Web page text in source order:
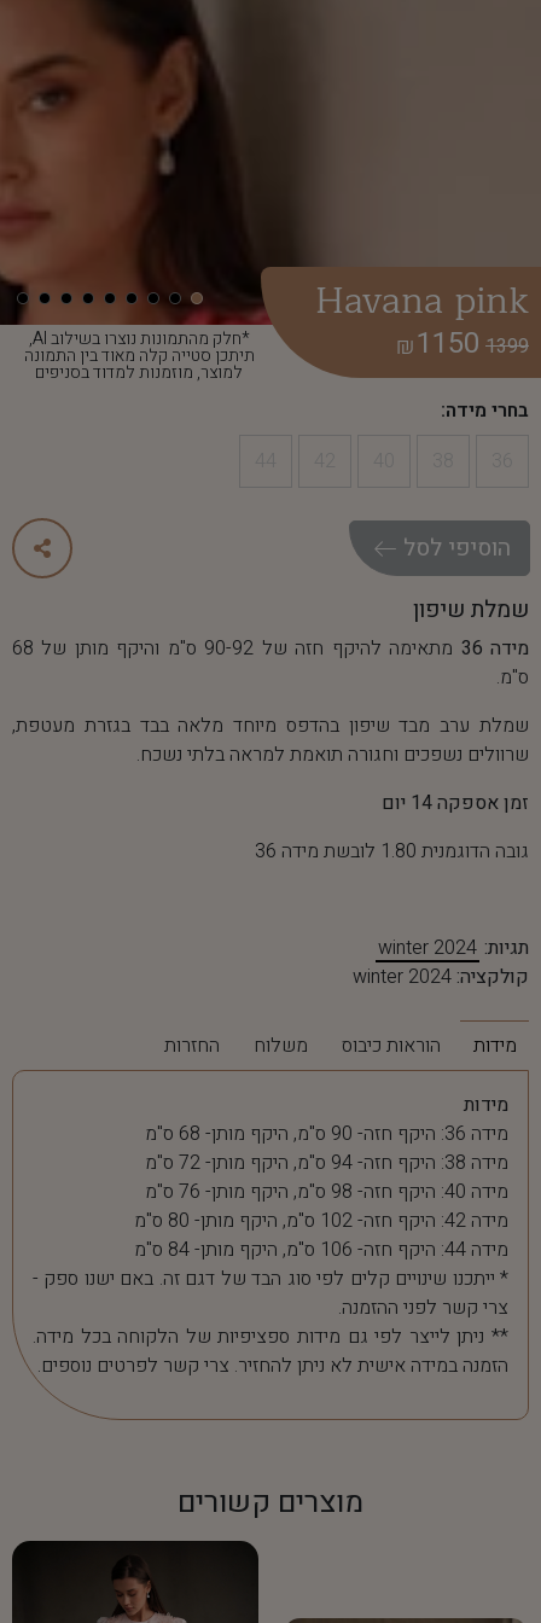
*חלק מהתמונות נוצרו בשילוב AI,
תיתכן סטייה קלה מאוד בין התמונה
למוצר, מוזמנות למדוד בסניפים
Havana pink
1399
1150
₪
בחרי מידה:
הוסיפי לסל
שמלת שיפון
מידה 36
מתאימה להיקף חזה של 90-92 ס"מ והיקף מותן של 68
ס"מ.
שמלת ערב מבד שיפון בהדפס מיוחד מלאה בבד בגזרת מעטפת,
שרוולים נשפכים וחגורה תואמת למראה בלתי נשכח.
זמן אספקה 14 יום
גובה הדוגמנית 1.80 לובשת מידה 36
תגיות: winter 2024
קולקציה: winter 2024
מידות הוראות כיבוס משלוח החזרות
מידות
מידה 36: היקף חזה- 90 ס"מ, היקף מותן- 68 ס"מ
מידה 38: היקף חזה- 94 ס"מ, היקף מותן- 72 ס"מ
מידה 40: היקף חזה- 98 ס"מ, היקף מותן- 76 ס"מ
מידה 42: היקף חזה- 102 ס"מ, היקף מותן- 80 ס"מ
מידה 44: היקף חזה- 106 ס"מ, היקף מותן- 84 ס"מ
* ייתכנו שינויים קלים לפי סוג הבד של דגם זה. באם ישנו ספק -
צרי קשר לפני ההזמנה.
** ניתן לייצר לפי גם מידות ספציפיות של הלקוחה בכל מידה.
הזמנה במידה אישית לא ניתן להחזיר. צרי קשר לפרטים נוספים.
מוצרים קשורים